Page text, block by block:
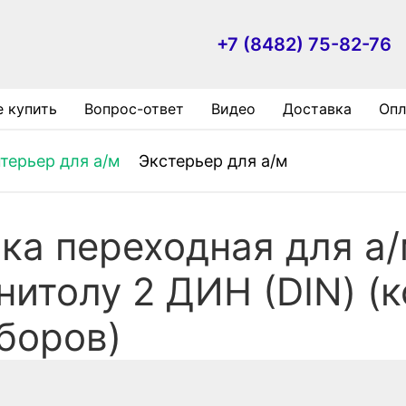
+7 (8482) 75-82-76
купить Вопрос-ответ Видео Доставка
для а/м Экстерьер для а/м
переходная для
2 ДИН (DIN)